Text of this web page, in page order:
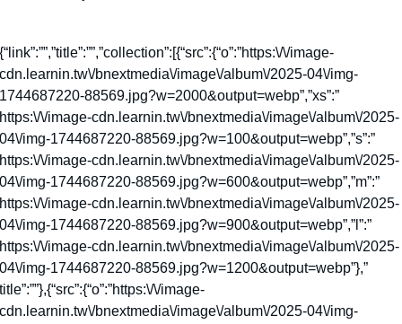
\/image-
bnextmedia\/image\/album\/2025-04\/img-
88569.jpg?w=2000&output=webp”,”xs”:”
\/image-cdn.learnin.tw\/bnextmedia\/image\/album\/2025-
img-1744687220-88569.jpg?w=100&output=webp”,”s”:”
\/image-cdn.learnin.tw\/bnextmedia\/image\/album\/2025-
img-1744687220-88569.jpg?w=600&output=webp”,”m”:”
\/image-cdn.learnin.tw\/bnextmedia\/image\/album\/2025-
img-1744687220-88569.jpg?w=900&output=webp”,”l”:”
\/image-cdn.learnin.tw\/bnextmedia\/image\/album\/2025-
img-1744687220-88569.jpg?w=1200&output=webp”},”
\/image-
bnextmedia\/image\/album\/2025-04\/img-